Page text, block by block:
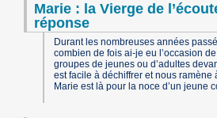
Marie : la Vierge de
réponse
Durant les nombreuses années
combien de fois ai-je eu l’occasion
groupes de jeunes ou d’adultes
est facile à déchiffrer et nous ramène
Marie est là pour la noce d’un jeune